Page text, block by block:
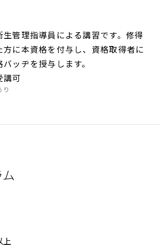
管理指導員による講習です。修得
に本資格を付与し、資格取得者に
ッヂを授与します。
可
り
上